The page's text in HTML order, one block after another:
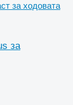
за ходовата
за